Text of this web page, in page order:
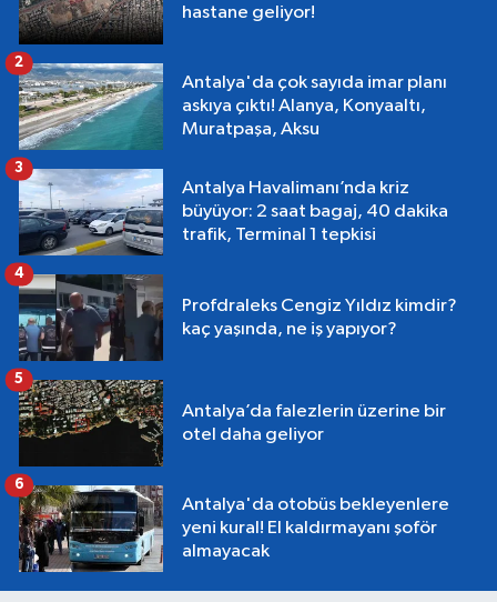
hastane geliyor!
Antalya'da çok sayıda imar planı
askıya çıktı! Alanya, Konyaaltı,
Muratpaşa, Aksu
2
Antalya Havalimanı’nda kriz
büyüyor: 2 saat bagaj, 40 dakika
trafik, Terminal 1 tepkisi
3
Profdraleks Cengiz Yıldız kimdir?
kaç yaşında, ne iş yapıyor?
4
Antalya’da falezlerin üzerine bir
otel daha geliyor
5
Antalya'da otobüs bekleyenlere
yeni kural! El kaldırmayanı şoför
almayacak
6